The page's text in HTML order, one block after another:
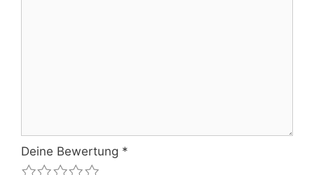
Deine Bewertung *
4
3
2
1